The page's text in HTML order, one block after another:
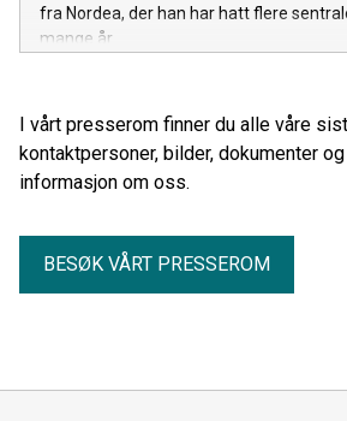
fra Nordea, der han har hatt flere
mange år.
I vårt presserom finner du alle våre
kontaktpersoner, bilder, dokumenter
informasjon om oss.
BESØK VÅRT PRESSEROM